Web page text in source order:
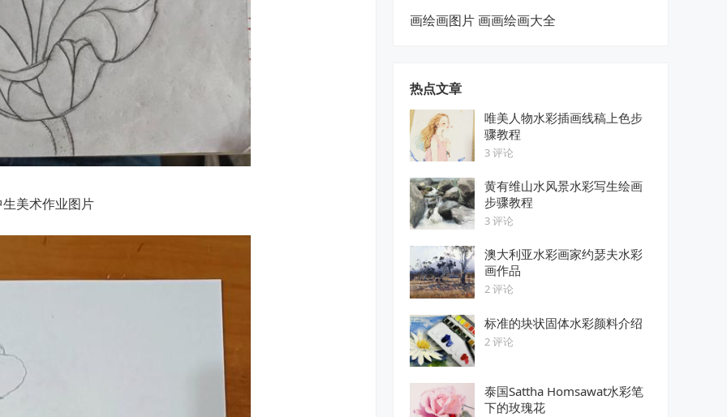
美术作业图片
画绘画图片 画画绘画大全
热点文章
唯美人物水彩插画线稿上色步
骤教程
3 评论
黄有维山水风景水彩写生绘画
步骤教程
3 评论
澳大利亚水彩画家约瑟夫水彩
画作品
2 评论
标准的块状固体水彩颜料介绍
2 评论
泰国Sattha Homsawat水彩笔
下的玫瑰花